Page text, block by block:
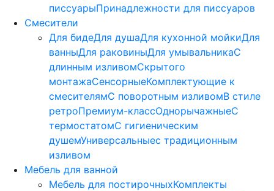
писсуарыПринадлежности для писсуаров
Смесители
Для бидеДля душаДля кухонной мойкиДля
ванныДля раковиныДля умывальникаС
длинным изливомСкрытого
монтажаСенсорныеКомплектующие к
смесителямС поворотным изливомВ стиле
ретроПремиум-классОднорычажныеС
термостатомС гигиеническим
душемУниверсальныес традиционным
изливом
Мебель для ванной
Мебель для постирочныхКомплекты